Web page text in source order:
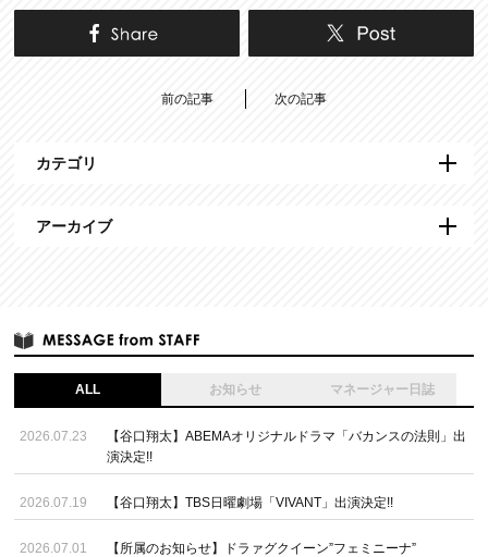
前の記事 次の記事
カテゴリ
アーカイブ
ALL お知らせ マネージャー日誌
2026.07.23
【谷口翔太】ABEMAオリジナルドラマ「バカンスの法則」出
演決定!!
2026.07.19 【谷口翔太】TBS日曜劇場「VIVANT」出演決定!!
2026.07.01 【所属のお知らせ】ドラァグクイーン”フェミニーナ”